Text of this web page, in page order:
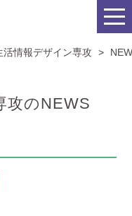
活情報デザイン専攻 >
攻のNEWS